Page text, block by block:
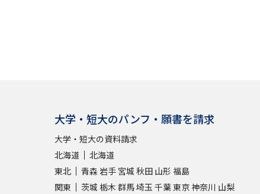
大学・短大のパンフ・願書を請求
大学・短大の資料請求
北海道
北海道
東北
青森 岩手 宮城 秋田 山形 福島
関東
茨城 栃木 群馬埼玉 千葉東京神奈川 山梨